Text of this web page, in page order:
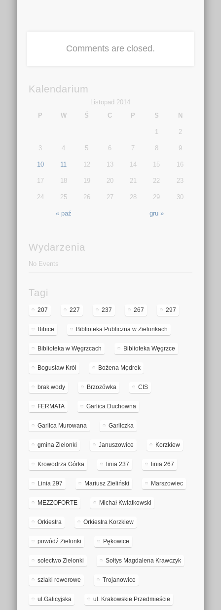
Comments are closed.
Kalendarium
Listopad 2014
P
W Ś C P S N
« paź gru »
1 2
3 4 5 6 7 8 9
10 11 12 13 14 15 16
17 18 19 20 21 22 23
24 25 26 27 28 29 30
Wydarzenia
No Events
Tagi
207 227 237 267 297
Bibice Biblioteka Publiczna w Zielonkach
Biblioteka w Węgrzcach Biblioteka Węgrzce
Bogusław Król Bożena Mędrek
brak wody Brzozówka CIS
FERMATA Garlica Duchowna
Garlica Murowana Garliczka
gmina Zielonki Januszowice Korzkiew
Krowodrza Górka linia 237 linia 267
Linia 297 Mariusz Zieliński Marszowiec
MEZZOFORTE Michał Kwiatkowski
Orkiestra Orkiestra Korzkiew
powódź Zielonki Pękowice
sołectwo Zielonki Sołtys Magdalena Krawczyk
szlaki rowerowe Trojanowice
ul.Galicyjska ul. Krakowskie Przedmieście